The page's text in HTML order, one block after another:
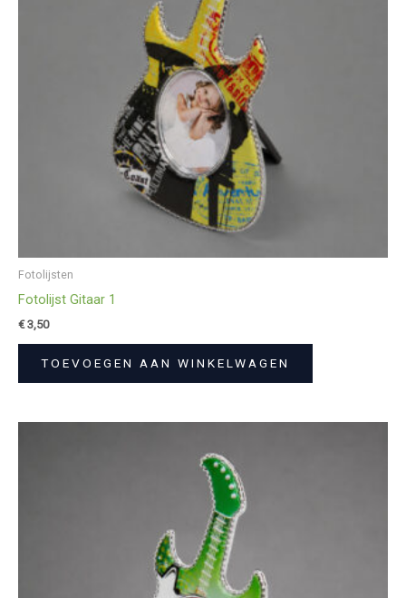
Fotolijsten
Fotolijst Gitaar 1
€3,50
TOEVOEGEN AAN WINKELWAGEN